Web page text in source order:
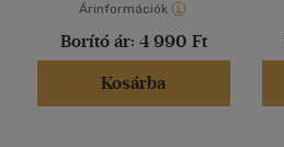
Árinformációk
Borító ár: 4 990 Ft
Kosárba